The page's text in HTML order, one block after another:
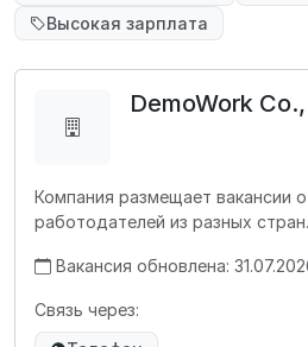
Высокая зарплата
DemoWork
Компания размещает вакансии
работодателей из разных стран.
Вакансия обновлена:
Связь через: